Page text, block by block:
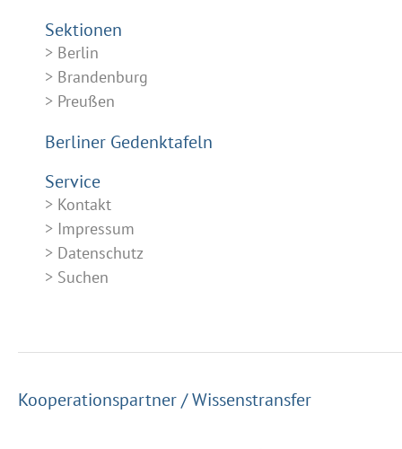
Sektionen
Berlin
Brandenburg
Preußen
Berliner Gedenktafeln
Service
Kontakt
Impressum
Datenschutz
Suchen
Kooperationspartner / Wissenstransfer